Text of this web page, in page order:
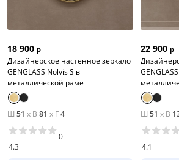
18 900 р
Дизайнерское настенное зеркало
GENGLASS Nolvis S в
металлической раме
Ш 51 x В 81 x Г4
4.3
0
22 900 р
Ш 51 x В
4.1